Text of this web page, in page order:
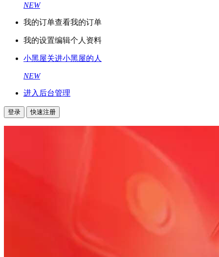
NEW
我的订单查看我的订单
我的设置编辑个人资料
小黑屋关进小黑屋的人
NEW
进入后台管理
登录 快速注册